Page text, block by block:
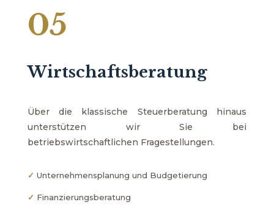
05
Wirtschaftsberatung
Über die klassische Steuerberatung hinaus
unterstützen wir Sie bei
betriebswirtschaftlichen Fragestellungen.
✓ Unternehmensplanung und Budgetierung
✓ Finanzierungsberatung